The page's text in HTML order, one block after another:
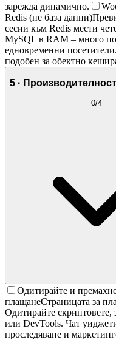
зарежда динамично.
Redis (не база данни)
сесии към Redis мести
MySQL в RAM – много
едновременни
подобен за обектно
5 ·
0/4
Одитирайте и
плащанеСтраницата за
Одитирайте
или DevTools. Чат
проследяване и